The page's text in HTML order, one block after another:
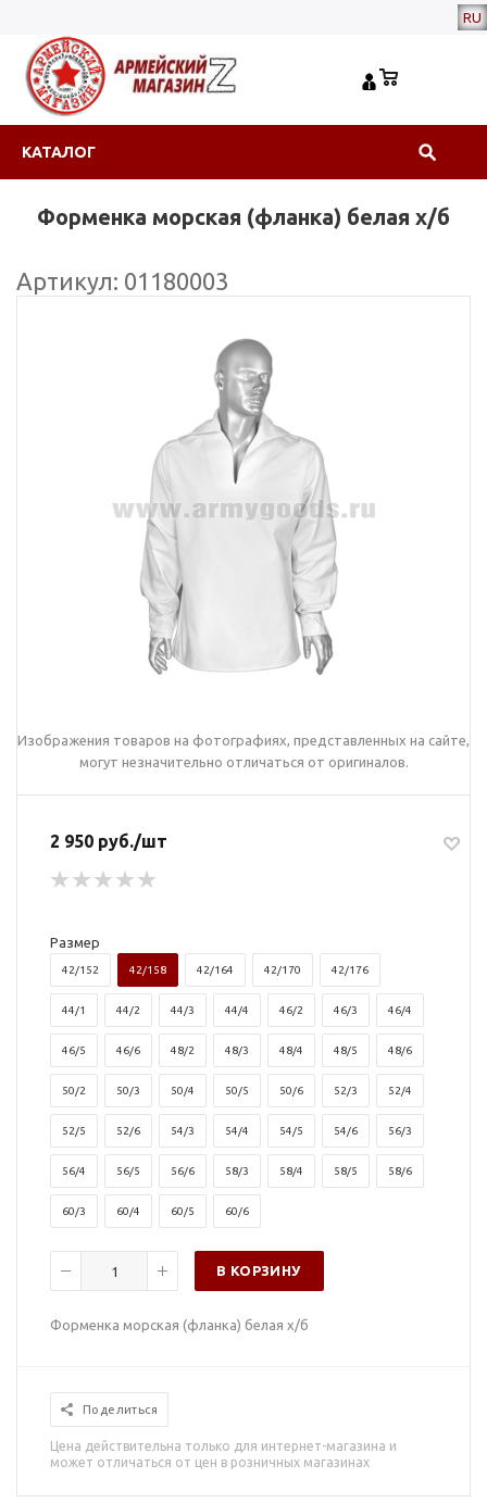
RU
КАТАЛОГ
Форменка морская (фланка) белая х/б
Артикул: 01180003
Изображения товаров на фотографиях, представленных на сайте,
могут незначительно отличаться от оригиналов.
2 950 руб./шт
Размер
42/152 42/158 42/164 42/170 42/176
44/1 44/2 44/3 44/4 46/2 46/3 46/4
46/5 46/6 48/2 48/3 48/4 48/5 48/6
50/2 50/3 50/4 50/5 50/6 52/3 52/4
52/5 52/6 54/3 54/4 54/5 54/6 56/3
56/4 56/5 56/6 58/3 58/4 58/5 58/6
60/3 60/4 60/5 60/6
В КОРЗИНУ
Форменка морская (фланка) белая х/б
Поделиться
Цена действительна только для интернет-магазина и
может отличаться от цен в розничных магазинах